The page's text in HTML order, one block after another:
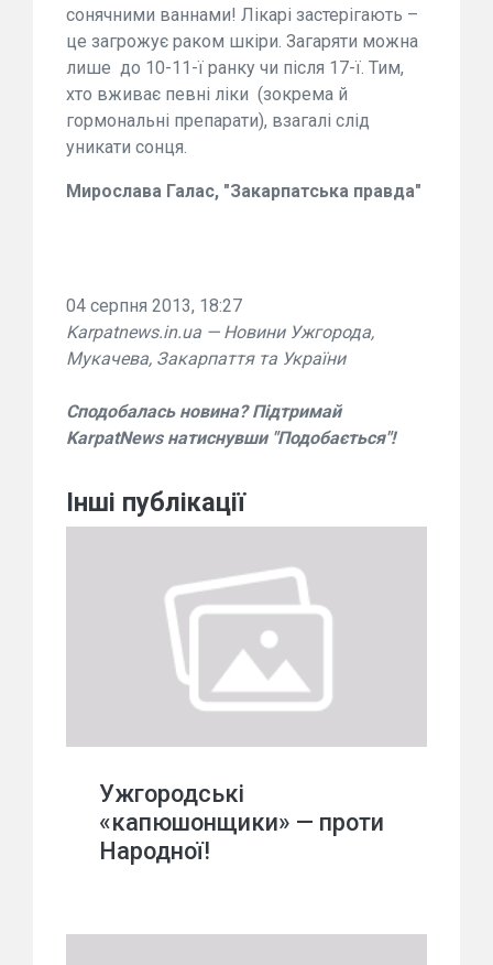
сонячними ваннами! Лікарі застерігають –
це загрожує раком шкіри. Загаряти можна
лише до 10-11-ї ранку чи після 17-ї. Тим,
хто вживає певні ліки (зокрема й
гормональні препарати), взагалі слід
уникати сонця.
Мирослава Галас, "Закарпатська правда"
04 серпня 2013, 18:27
Karpatnews.in.ua — Новини Ужгорода,
Мукачева, Закарпаття та України
Сподобалась новина? Підтримай
KarpatNews натиснувши "Подобається"!
Інші публікації
Ужгородські
«капюшонщики» — проти
Народної!